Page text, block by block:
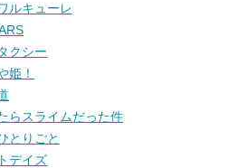
ルキューレ
クシー
姫！
らスライムだった件
とりごと
デイズ